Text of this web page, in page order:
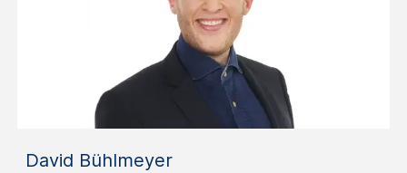
David Bühlmeyer